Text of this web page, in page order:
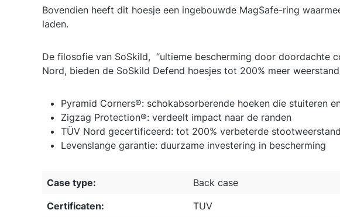
Bovendien heeft dit hoesje een ingebouwde MagSafe-ring
laden.
De filosofie van SoSkild, “ultieme bescherming door doordachte
Nord, bieden de SoSkild Defend hoesjes tot 200% meer
Pyramid Corners®: schokabsorberende hoeken die stuiteren
Zigzag Protection®: verdeelt impact naar de randen
TÜV Nord gecertificeerd: tot 200% verbeterde stootweerstand
Levenslange garantie: duurzame investering in bescherming
Case type:
Back case
Certificaten:
TUV